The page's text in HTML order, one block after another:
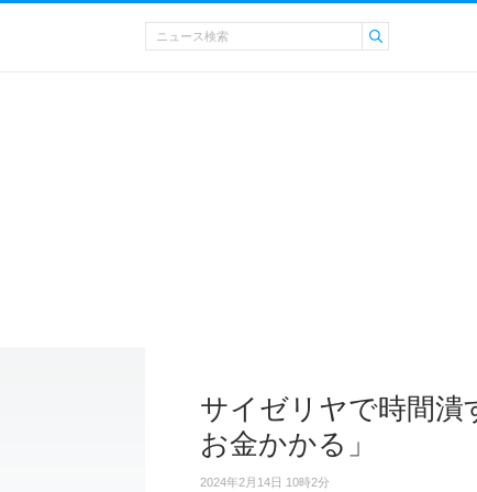
サイゼリヤで時間潰
お金かかる」
2024年2月14日 10時2分